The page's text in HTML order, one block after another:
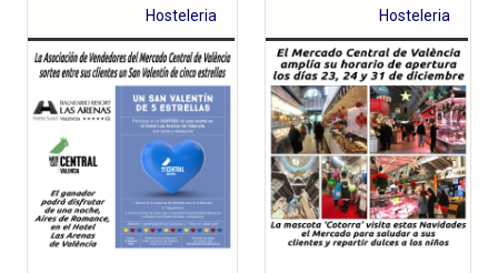
Hosteleria
Hosteleria